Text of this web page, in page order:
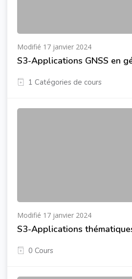
Modifié 17 janvier 2024
S3-Applications GNSS en
1 Catégories de cours
Modifié 17 janvier 2024
S3-Applications
0 Cours